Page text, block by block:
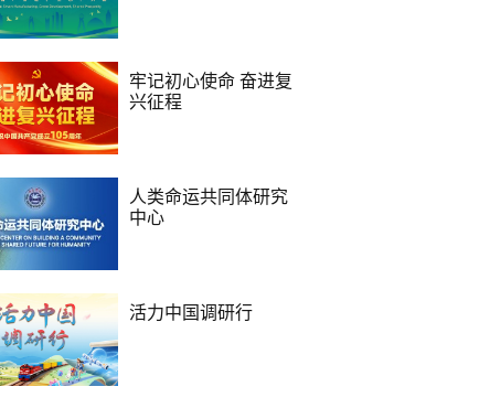
牢记初心使命 奋进复
兴征程
人类命运共同体研究
中心
活力中国调研行